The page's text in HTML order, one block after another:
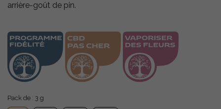
arrière-goût de pin.
Pack de : 3 g